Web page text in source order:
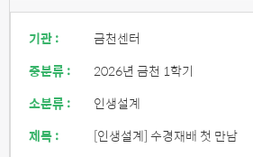
기관 :
금천센터
중분류 :
2026년 금천 1학기
소분류 :
인생설계
제목 :
[인생설계] 수경재배 첫 만남